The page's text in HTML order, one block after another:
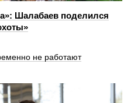
Шалабаев поделился
не работают